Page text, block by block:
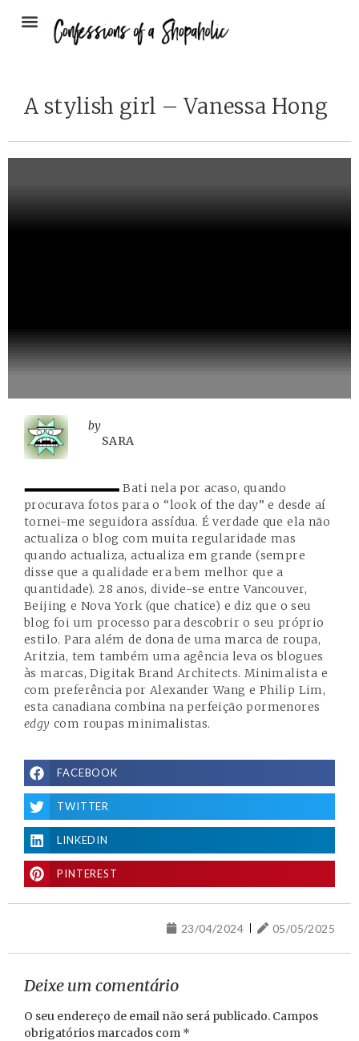
A stylish girl – Vanessa Hong
by
SARA
Bati nela por acaso, quando
procurava fotos para o “look of the day” e desde aí
tornei-me seguidora assídua. É verdade que ela não
actualiza o blog com muita regularidade mas
quando actualiza, actualiza em grande (sempre
disse que a qualidade era bem melhor que a
quantidade). 28 anos, divide-se entre Vancouver,
Beijing e Nova York (que chatice) e diz que o seu
blog foi um processo para descobrir o seu próprio
estilo. Para além de dona de uma marca de roupa,
Aritzia, tem também uma agência leva os blogues
às marcas, Digitak Brand Architects. Minimalista e
com preferência por Alexander Wang e Philip Lim,
esta canadiana combina na perfeição pormenores
edgy com roupas minimalistas.
FACEBOOK
TWITTER
LINKEDIN
PINTEREST
23/04/2024 05/05/2025
Deixe um comentário
O seu endereço de email não será publicado. Campos
obrigatórios marcados com *